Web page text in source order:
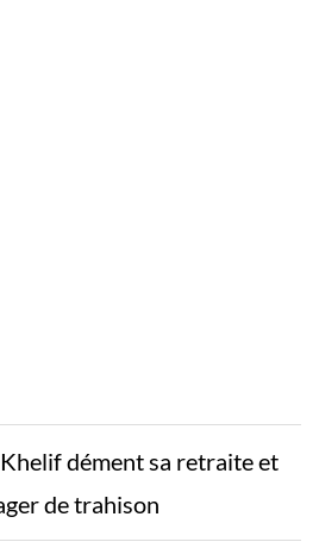
dément sa retraite et
de trahison